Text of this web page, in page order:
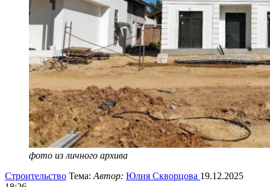
фото из личного архива
Строительство Тема: Автор: Юлия Скворцова 19.12.2025